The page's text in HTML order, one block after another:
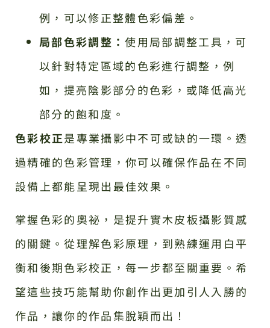
例，可以修正整體色彩偏差。
局部色彩調整：使用局部調整工具，可
以針對特定區域的色彩進行調整，例
如，提亮陰影部分的色彩，或降低高光
部分的飽和度。
色彩校正是專業攝影中不可或缺的一環。透
過精確的色彩管理，你可以確保作品在不同
設備上都能呈現出最佳效果。
掌握色彩的奧祕，是提升實木皮板攝影質感
的關鍵。從理解色彩原理，到熟練運用白平
衡和後期色彩校正，每一步都至關重要。希
望這些技巧能幫助你創作出更加引人入勝的
作品，讓你的作品集脫穎而出！